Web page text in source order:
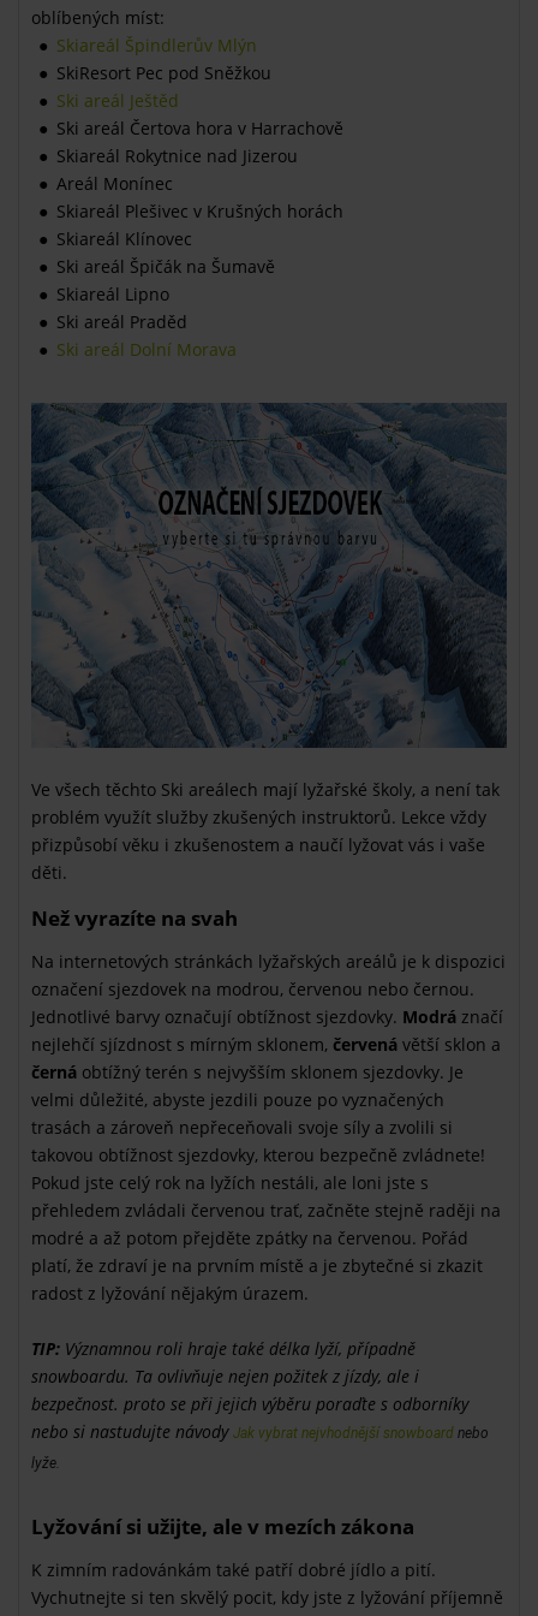
oblíbených míst:
Skiareál Špindlerův Mlýn
SkiResort Pec pod Sněžkou
Ski areál Ještěd
Ski areál Čertova hora v Harrachově
Skiareál Rokytnice nad Jizerou
Areál Monínec
Skiareál Plešivec v Krušných horách
Skiareál Klínovec
Ski areál Špičák na Šumavě
Skiareál Lipno
Ski areál Praděd
Ski areál Dolní Morava
Ve všech těchto Ski areálech mají lyžařské školy, a není tak
problém využít služby zkušených instruktorů. Lekce vždy
přizpůsobí věku i zkušenostem a naučí lyžovat vás i vaše
děti.
Než vyrazíte na svah
Na internetových stránkách lyžařských areálů je k dispozici
označení sjezdovek na modrou, červenou nebo černou.
Jednotlivé barvy označují obtížnost sjezdovky. Modrá značí
nejlehčí sjízdnost s mírným sklonem, červená větší sklon a
černá obtížný terén s nejvyšším sklonem sjezdovky. Je
velmi důležité, abyste jezdili pouze po vyznačených
trasách a zároveň nepřeceňovali svoje síly a zvolili si
takovou obtížnost sjezdovky, kterou bezpečně zvládnete!
Pokud jste celý rok na lyžích nestáli, ale loni jste s
přehledem zvládali červenou trať, začněte stejně raději na
modré a až potom přejděte zpátky na červenou. Pořád
platí, že zdraví je na prvním místě a je zbytečné si zkazit
radost z lyžování nějakým úrazem.
TIP: Významnou roli hraje také délka lyží, případně
snowboardu. Ta ovlivňuje nejen požitek z jízdy, ale i
bezpečnost. proto se při jejich výběru poraďte s odborníky
nebo si nastudujte návody Jak vybrat nejvhodnější snowboard nebo
lyže.
Lyžování si užijte, ale v mezích zákona
K zimním radovánkám také patří dobré jídlo a pití.
Vychutnejte si ten skvělý pocit, kdy jste z lyžování příjemně